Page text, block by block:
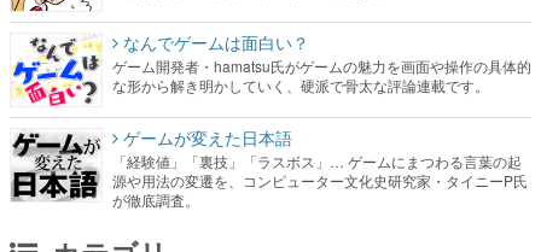
なんでゲームは面白い？
ゲーム開発者・hamatsu氏がゲームの魅力を画面や操作の具体的
な形から解き明かしていく、硬派で骨太な評論連載です。
ゲームが変えた日本語
「経験値」「裏技」「ラスボス」… ゲームにまつわる言葉の起
源や用法の変遷を、コンピューター文化史研究家・タイニーP氏
が徹底調査。